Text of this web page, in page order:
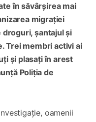
în săvârșirea mai
migrației
șantajul și
Trei membri activi ai
și plasați în arest
Poliția de
oamenii